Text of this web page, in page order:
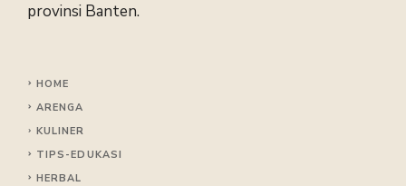
provinsi Banten.
HOME
ARENGA
KULINER
TIPS -EDUKASI
HERBAL